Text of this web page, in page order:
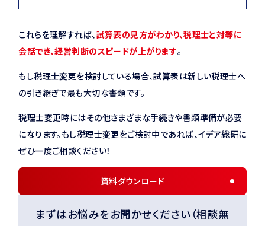
これらを理解すれば、 試算表の見方がわかり、税理士と対等に
会話でき、経営判断のスピードが上がります。
もし税理士変更を検討している場合、試算表は新しい税理士へ
の引き継ぎで最も大切な書類です。
税理士変更時にはその他さまざまな手続きや書類準備が必要
になります。もし税理士変更をご検討中であれば、イデア総研に
ぜひ一度ご相談ください！
資料ダウンロード
まずはお悩みをお聞かせください（相談無